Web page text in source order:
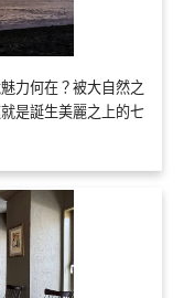
力何在？被大自然之
是誕生美麗之上的七